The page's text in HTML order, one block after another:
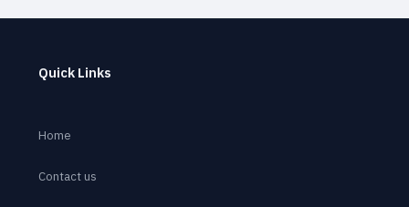
Quick Links
Home
Contact us